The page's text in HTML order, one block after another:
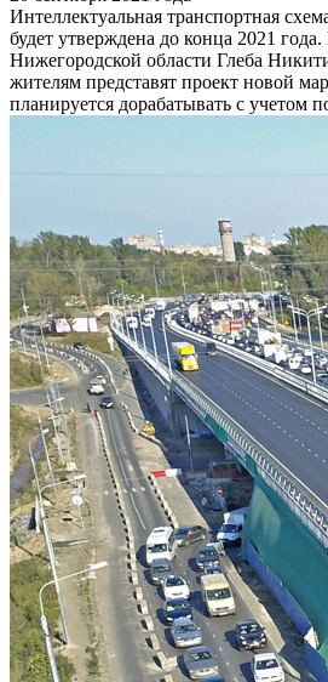
Интеллектуальная транспортная
будет утверждена до конца 2021
Нижегородской области Глеба
жителям представят проект новой
планируется дорабатывать с учетом